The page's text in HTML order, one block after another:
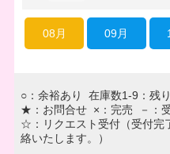
08月 09月
○：余裕あり 在庫数1-9：残
★：お問合せ ×：完売 －：
☆：リクエスト受付（受付完
絡いたします。）